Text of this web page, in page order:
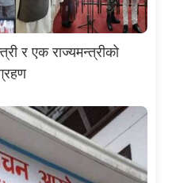
र एक राज्यमन्त्रीको